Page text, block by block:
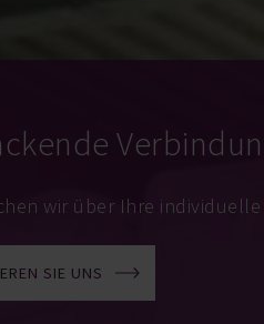
wir über Ihre
SIE UNS